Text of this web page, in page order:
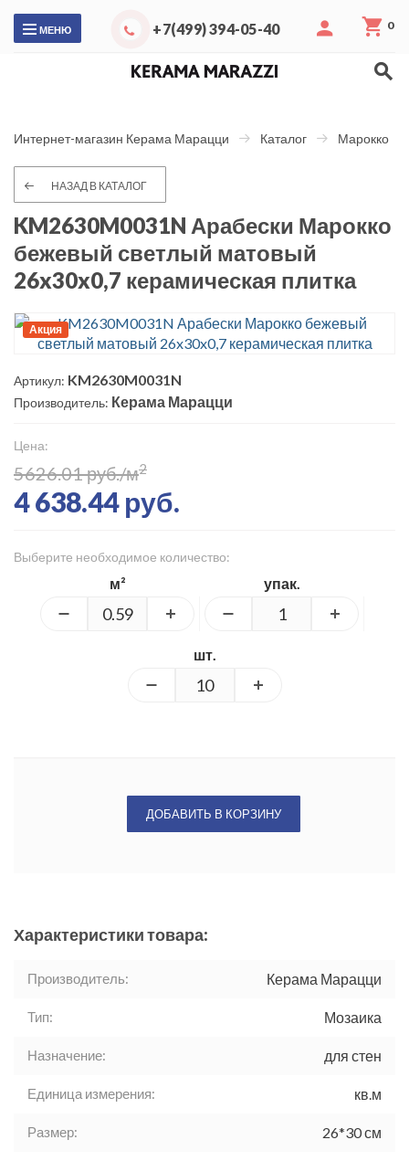
МЕНЮ +7(499) 394-05-40 0
Интернет-магазин Керама Марацци Каталог Марокко
НАЗАД В КАТАЛОГ
KM2630M0031N Арабески Марокко
бежевый светлый матовый
26x30x0,7 керамическая плитка
Акция
Артикул: KM2630M0031N
Производитель: Керама Марацци
Цена:
5626.01 руб./м2
4 638.44 руб.
Выберите необходимое количество:
м² упак.
шт.
ДОБАВИТЬ В КОРЗИНУ
Характеристики товара:
Производитель: Керама Марацци
Тип: Мозаика
Назначение: для стен
Единица измерения: кв.м
Размер: 26*30 см